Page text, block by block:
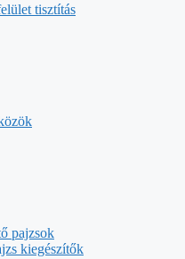
tisztítás
pajzsok
kiegészítők